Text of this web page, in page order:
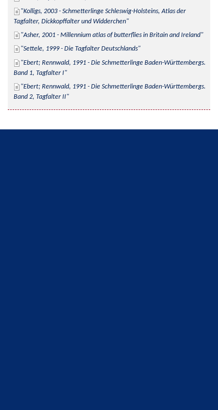
Kolligs, 2003 - Schmetterlinge Schleswig-Holsteins, Atlas der
Tagfalter, Dickkopffalter und Widderchen
Asher, 2001 - Millennium atlas of butterflies in Britain and Ireland
Settele, 1999 - Die Tagfalter Deutschlands
Ebert; Rennwald, 1991 - Die Schmetterlinge Baden-Württembergs.
Band 1, Tagfalter I
Ebert; Rennwald, 1991 - Die Schmetterlinge Baden-Württembergs.
Band 2, Tagfalter II